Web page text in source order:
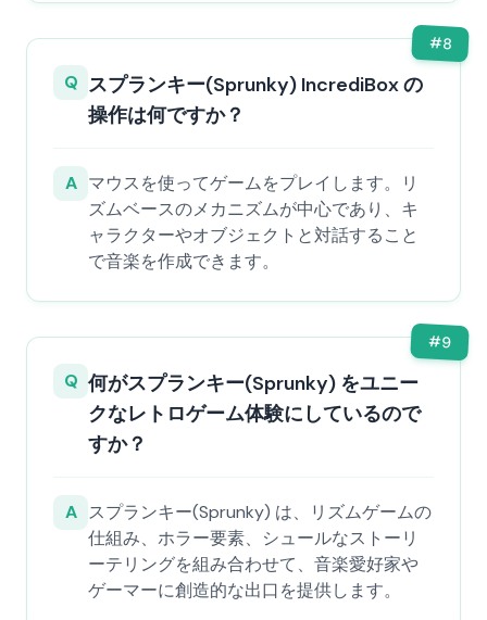
#8
Q スプランキー(Sprunky) IncrediBox の
操作は何ですか？
A マウスを使ってゲームをプレイします。リ
ズムベースのメカニズムが中心であり、キ
ャラクターやオブジェクトと対話すること
で音楽を作成できます。
#9
Q 何がスプランキー(Sprunky) をユニー
クなレトロゲーム体験にしているので
すか？
A スプランキー(Sprunky) は、リズムゲームの
仕組み、ホラー要素、シュールなストーリ
ーテリングを組み合わせて、音楽愛好家や
ゲーマーに創造的な出口を提供します。